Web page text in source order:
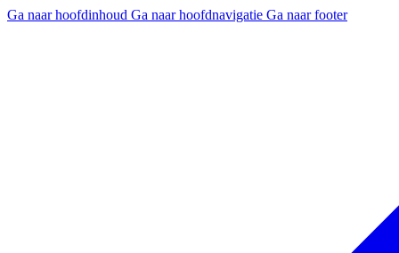
Ga naar hoofdinhoud Ga naar hoofdnavigatie Ga naar footer